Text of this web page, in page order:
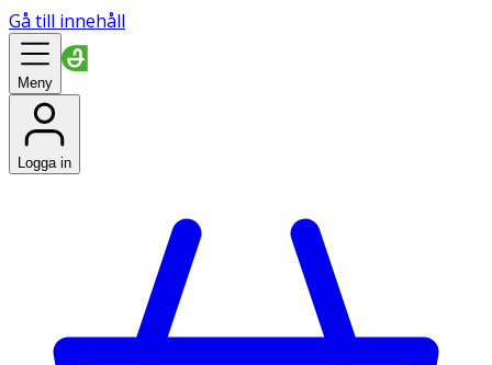
Gå till innehåll
Meny
Logga in